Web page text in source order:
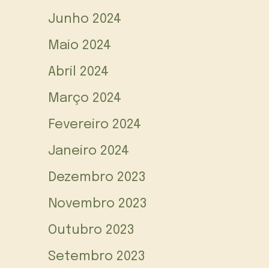
Junho 2024
Maio 2024
Abril 2024
Março 2024
Fevereiro 2024
Janeiro 2024
Dezembro 2023
Novembro 2023
Outubro 2023
Setembro 2023